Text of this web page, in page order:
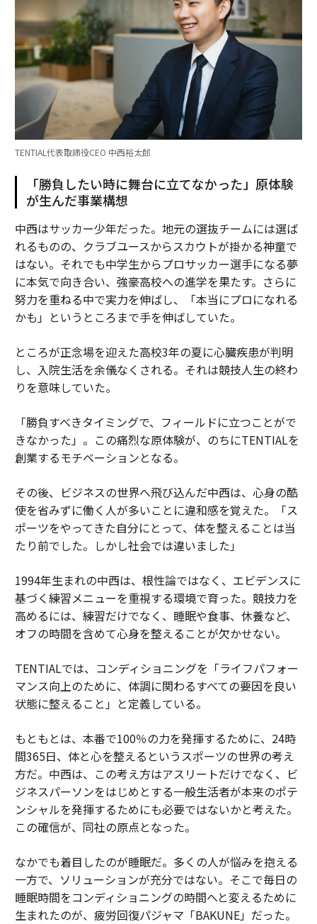
TENTIAL代表取締役CEO 中西裕太郎
「勝負したい時に舞台に立てなかった」原体験
が生んだ事業構想
中西はサッカー少年だった。地元の選抜チームには選ば
れるものの、クラブユースからスカウトが掛かる神童で
はない。それでも中学生からプロサッカー選手になる夢
に本気で向き合い、強豪高校への進学を果たす。さらに
努力を重ねる中で実力を伸ばし、「本当にプロになれる
かも」というところまで手を伸ばしていた。
ところが正念場を迎えた高校3年の夏に心臓疾患が判明
し、入院生活を余儀なくされる。それは競技人生の終わ
りを意味していた。
「勝負すべきタイミングで、フィールドに立つことがで
きなかった」。この痛烈な原体験が、のちにTENTIALを
創業するモチベーションとなる。
その後、ビジネスの世界へ飛び込んだ中西は、心身の酷
使を省みずに働く人が多いことに違和感を覚えた。「ス
ポーツをやってきた自分にとって、体を整えることは当
たり前でした。しかし社会では違いました」
1994年生まれの中西は、根性論ではなく、エビデンスに
基づく練習メニューを重視する環境で育った。競技力を
高めるには、練習だけでなく、睡眠や食事、休養など、
オフの時間を含めて心身を整えることが欠かせない。
TENTIALでは、コンディショニングを「ライフパフォー
マンス向上のために、体調に関わるすべての要因を良い
状態に整えること」と定義している。
もともとは、本番で100％の力を発揮するために、24時
間365日、体と心を整えるというスポーツの世界の考え
方だ。中西は、この考え方はアスリートだけでなく、ビ
ジネスパーソンをはじめとする一般生活者が本来のポテ
ンシャルを発揮するためにも必要ではないかと考えた。
この確信が、同社の原点となった。
なかでも着目したのが睡眠だ。多くの人が悩みを抱える
一方で、ソリューションが充分ではない。そこで毎日の
睡眠時間をコンディショニングの時間へと変えるために
生まれたのが、疲労回復パジャマ「BAKUNE」だった。